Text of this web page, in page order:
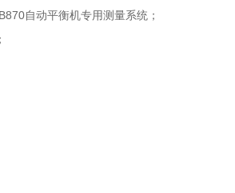
自动平衡机专用测量系统；